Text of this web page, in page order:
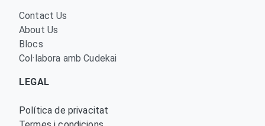
Contact Us
About Us
Blocs
Col·labora amb Cudekai
LEGAL
Política de privacitat